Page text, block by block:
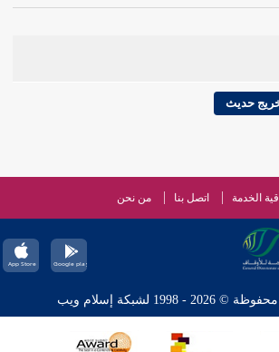
حديث
الخدمة اتصل بنا من نحن
1998 لشبكة إسلام ويب